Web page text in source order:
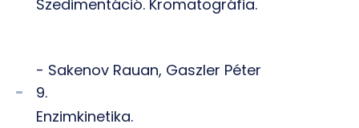
Szedimentáció. Kromatográfia.
- Sakenov Rauan, Gaszler Péter
9.
Enzimkinetika.